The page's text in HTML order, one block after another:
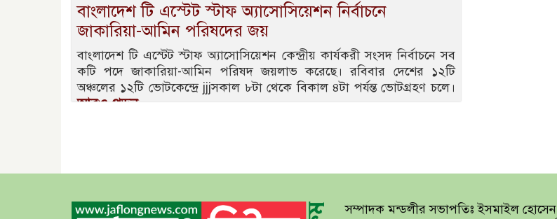
বাংলাদেশ টি এস্টেট স্টাফ অ্যাসোসিয়েশন নির্বাচনে
জাকারিয়া-আমিন পরিষদের জয়
বাংলাদেশ টি এস্টেট স্টাফ অ্যাসোসিয়েশন কেন্দ্রীয় কার্যকরী সংসদ নির্বাচনে সব
কটি পদে জাকারিয়া-আমিন পরিষদ জয়লাভ করেছে। রবিবার দেশের ১২টি
অঞ্চলের ১২টি ভোটকেন্দ্রে jjjসকাল ৮টা থেকে বিকাল ৪টা পর্যন্ত ভোটগ্রহণ চলে।
আরও পড়ুন
সম্পাদক মন্ডলীর সভাপতিঃ ইসমাইল হোসেন